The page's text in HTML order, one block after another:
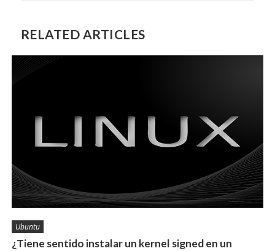
RELATED ARTICLES
Ubuntu
¿Tiene sentido instalar un kernel signed en un